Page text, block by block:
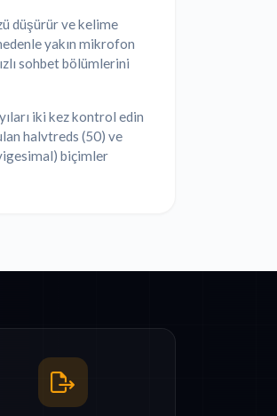
düşürür ve kelime
yakın mikrofon
sohbet bölümlerini
iki kez kontrol edin
halvtreds (50) ve
biçimler